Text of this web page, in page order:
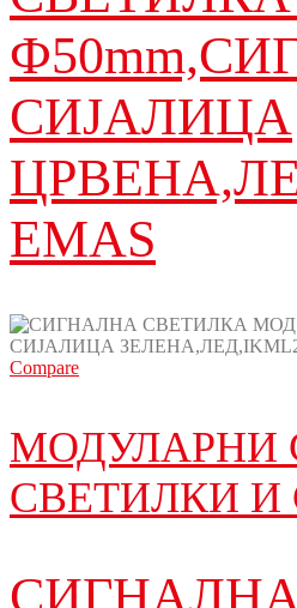
СИЈАЛИЦА
EMAS
Compare
МОДУЛАРНИ
СВЕТИЛКИ И